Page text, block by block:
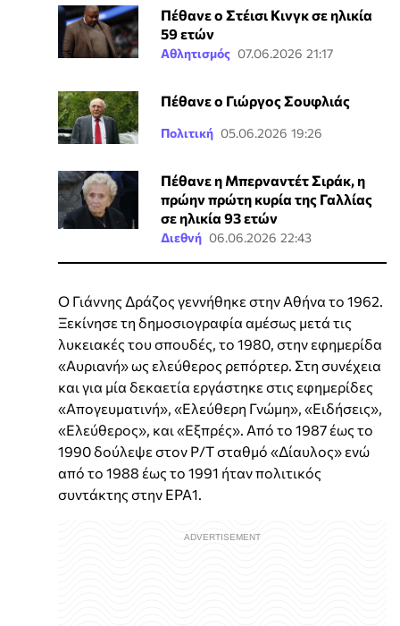
Πέθανε ο Στέισι Κινγκ σε ηλικία
59 ετών
Αθλητισμός 07.06.2026 21:17
Πέθανε ο Γιώργος Σουφλιάς
Πολιτική 05.06.2026 19:26
Πέθανε η Μπερναντέτ Σιράκ, η
πρώην πρώτη κυρία της Γαλλίας
σε ηλικία 93 ετών
Διεθνή 06.06.2026 22:43
Ο Γιάννης Δράζος γεννήθηκε στην Αθήνα το 1962.
Ξεκίνησε τη δημοσιογραφία αμέσως μετά τις
λυκειακές του σπουδές, το 1980, στην εφημερίδα
«Αυριανή» ως ελεύθερος ρεπόρτερ. Στη συνέχεια
και για μία δεκαετία εργάστηκε στις εφημερίδες
«Απογευματινή», «Ελεύθερη Γνώμη», «Ειδήσεις»,
«Ελεύθερος», και «Εξπρές». Από το 1987 έως το
1990 δούλεψε στον Ρ/Τ σταθμό «Δίαυλος» ενώ
από το 1988 έως το 1991 ήταν πολιτικός
συντάκτης στην ΕΡΑ1.